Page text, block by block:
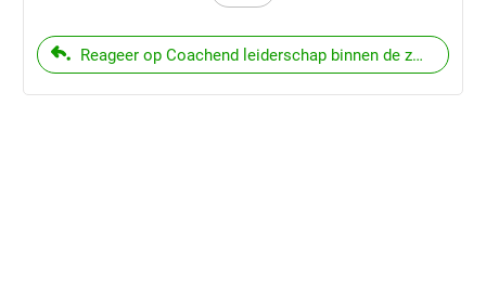
Reageer op Coachend leiderschap binnen de zorg: